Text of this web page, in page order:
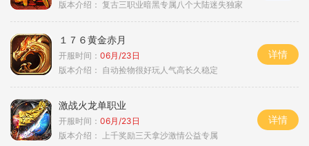
版本介绍： 复古三职业暗黑专属八个大陆迷失独家
１７６黄金赤月
开服时间： 06月/23日
版本介绍： 自动捡物很好玩人气高长久稳定
详情
激战火龙单职业
开服时间： 06月/23日
版本介绍：
上千奖励三天拿沙激情公益专属
详情